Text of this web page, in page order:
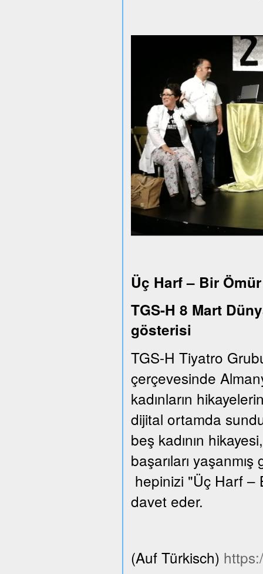
Üç Harf – Bir
TGS-H 8 Mart
gösterisi
TGS-H Tiyatro
çerçevesinde
kadınların
dijital ortamda
beş kadının
başarıları
hepinizi "Üç Harf –
davet eder.
(Auf Türkisch)